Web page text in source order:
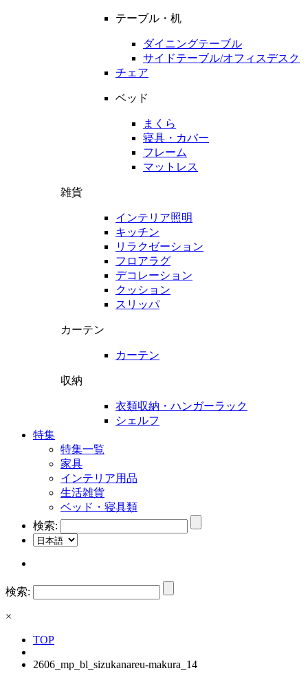
テーブル・机
ダイニングテーブル
サイドテーブル/オフィスデスク
チェア
ベッド
まくら
寝具・カバー
フレーム
マットレス
雑貨
インテリア照明
キッチン
リラクゼーション
フロアラグ
デコレーション
クッション
スリッパ
カーテン
カーテン
収納
衣類収納・ハンガーラック
シェルフ
特集
特集一覧
家具
インテリア用品
生活雑貨
ベッド・寝具類
検索:
検索:
×
TOP
2606_mp_bl_sizukanareu-makura_14